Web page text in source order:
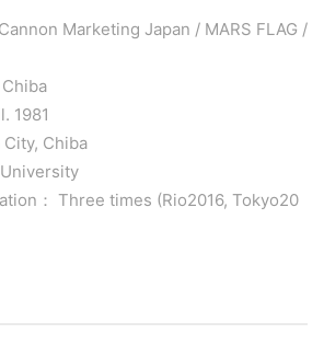
Marketing Japan / MARS FLAG /
1981
Chiba
： Three times (Rio2016, Tokyo20